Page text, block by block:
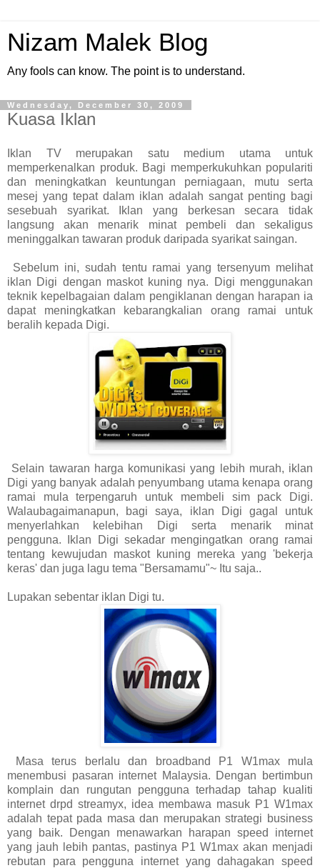
Nizam Malek Blog
Any fools can know. The point is to understand.
Wednesday, December 30, 2009
Kuasa Iklan
Iklan TV merupakan satu medium utama untuk
memperkenalkan produk. Bagi memperkukuhkan populariti
dan meningkatkan keuntungan perniagaan, mutu serta
mesej yang tepat dalam iklan adalah sangat penting bagi
sesebuah syarikat. Iklan yang berkesan secara tidak
langsung akan menarik minat pembeli dan sekaligus
meninggalkan tawaran produk daripada syarikat saingan.
Sebelum ini, sudah tentu ramai yang tersenyum melihat
iklan Digi dengan maskot kuning nya. Digi menggunakan
teknik kepelbagaian dalam pengiklanan dengan harapan ia
dapat meningkatkan kebarangkalian orang ramai untuk
beralih kepada Digi.
Selain tawaran harga komunikasi yang lebih murah, iklan
Digi yang banyak adalah penyumbang utama kenapa orang
ramai mula terpengaruh untuk membeli sim pack Digi.
Walaubagaimanapun, bagi saya, iklan Digi gagal untuk
menyerlahkan kelebihan Digi serta menarik minat
pengguna. Iklan Digi sekadar mengingatkan orang ramai
tentang kewujudan maskot kuning mereka yang 'bekerja
keras' dan juga lagu tema "Bersamamu"~ Itu saja..
Lupakan sebentar iklan Digi tu.
Masa terus berlalu dan broadband P1 W1max mula
menembusi pasaran internet Malaysia. Dengan bertimbun
komplain dan rungutan pengguna terhadap tahap kualiti
internet drpd streamyx, idea membawa masuk P1 W1max
adalah tepat pada masa dan merupakan strategi business
yang baik. Dengan menawarkan harapan speed internet
yang jauh lebih pantas, pastinya P1 W1max akan menjadi
rebutan para pengguna internet yang dahagakan speed